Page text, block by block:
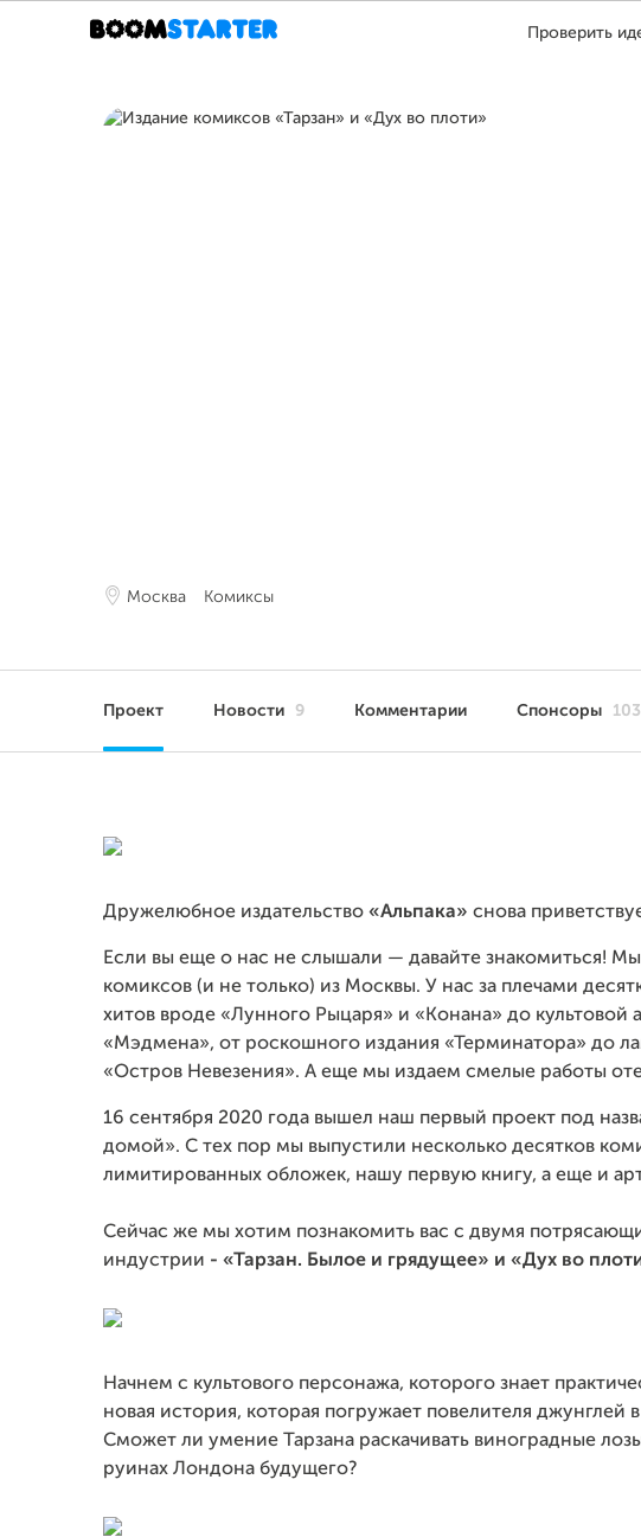
Проверить
Москва Комиксы
Проект Новости 9 Комментарии Спонсоры 103
Дружелюбное издательство «Альпака» снова
Если вы еще о нас не слышали — давайте знакомиться!
комиксов (и не только) из Москвы. У нас за плечами
хитов вроде «Лунного Рыцаря» и «Конана» до культовой
«Мэдмена», от роскошного издания «Терминатора» до
«Остров Невезения». А еще мы издаем смелые работы
16 сентября 2020 года вышел наш первый проект под
домой». С тех пор мы выпустили несколько десятков
лимитированных обложек, нашу первую книгу, а еще и
Сейчас же мы хотим познакомить вас с двумя
индустрии - «Тарзан. Былое и грядущее» и «Дух во
Начнем с культового персонажа, которого знает
новая история, которая погружает повелителя джунглей
Сможет ли умение Тарзана раскачивать виноградные
руинах Лондона будущего?